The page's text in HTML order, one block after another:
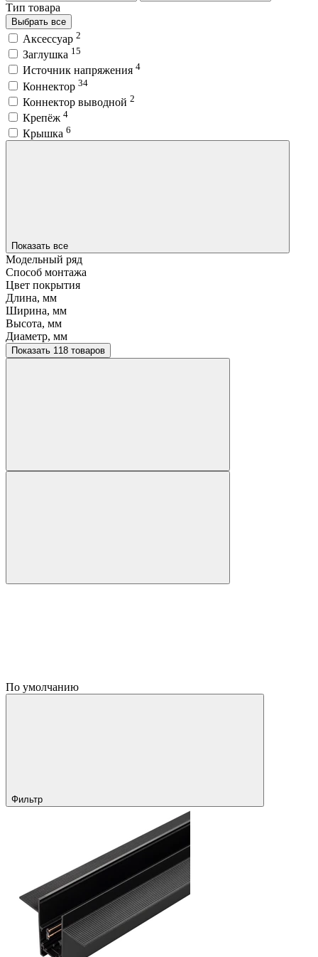
Тип товара
Выбрать все
Аксессуар 2
Заглушка 15
Источник напряжения 4
Коннектор 34
Коннектор выводной 2
Крепёж 4
Крышка 6
Показать все
Модельный ряд
Способ монтажа
Цвет покрытия
Длина, мм
Ширина, мм
Высота, мм
Диаметр, мм
Показать 118 товаров
По умолчанию
Фильтр